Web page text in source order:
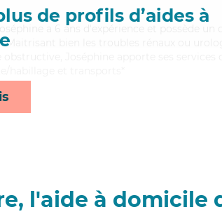
de profils d’aides à
a 6 ans d'expérience et possède un
Maitrisant bien les troubles rénaux ou
l'aide à domicile